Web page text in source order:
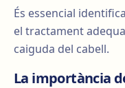
És essencial
el tractament
caiguda del cabell.
La importància